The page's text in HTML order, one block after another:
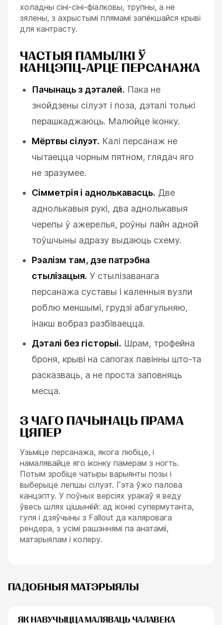
холадны сіні-сіні-фіалковы, трупны, а не
зялены, з ахрыстымі плямамі запёкшайся крыві
для кантрасту.
ЧАСТЫЯ ПАМЫЛКІ Ў
КАНЦЭПЦ-АРЦЕ ПЕРСАНАЖА
Пачынаць з дэталей. Пака не
знойдзены сілуэт і поза, дэталі толькі
перашкаджаюць. Малюйце іконку.
Мёртвы сілуэт. Калі персанаж не
чытаецца чорным пятном, глядач яго
не зразумее.
Сімметрія і аднолькавасць. Две
аднолькавыя рукі, два аднолькавыя
черепы ў ажерелья, роўны лайн адной
тоўшчыны адразу выдаюць схему.
Рэалізм там, дзе патрэбна
стылізацыя. У стылізаванага
персанажа суставы і каленныя вузли
роблю меншымі, грудзі абагульняю,
інакш вобраз разбіваецца.
Дэталі без гісторыі. Шрам, трофейна
броня, крыві на сапогах павінны што-та
расказваць, а не проста заповняць
месца.
З ЧАГО ПАЧЫНАЦЬ ПРАМА
ЦЯПЕР
Узьміце персанажа, якога любіце, і
намалявайце яго іконку памерам з ногть.
Потым зробіце чатыры варыянты позы і
выберыце лепшы сілуэт. Гэта ўжо палова
канцэпту. У поўных версіях уракаў я веду
ўвесь шлях цішынёй: ад іконкі супермутанта,
гуля і дзяўчыны з Fallout да каляровага
рендера, з усімі рашэннямі па анатаміі,
матэрыялам і колеру.
ПАДОБНЫЯ МАТЭРЫЯЛЫ
ЯК НАВУЧЫЦЦА МАЛЯВАЦЬ ЧАЛАВЕКА